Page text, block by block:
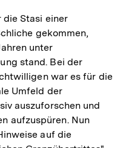
die Stasi einer
gekommen,
unter
stand. Bei der
war es für die
Umfeld der
auszuforschen und
aufzuspüren. Nun
auf die